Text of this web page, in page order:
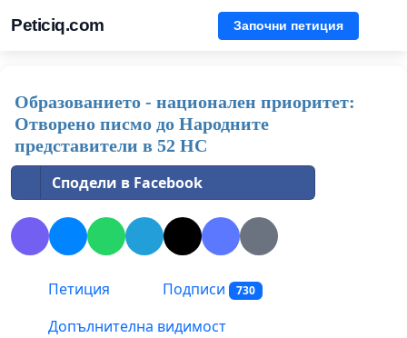
Peticiq.com Започни петиция
Образованието - национален приоритет:
Отворено писмо до Народните
представители в 52 НС
Сподели в Facebook
Петиция Подписи 730
Допълнителна видимост